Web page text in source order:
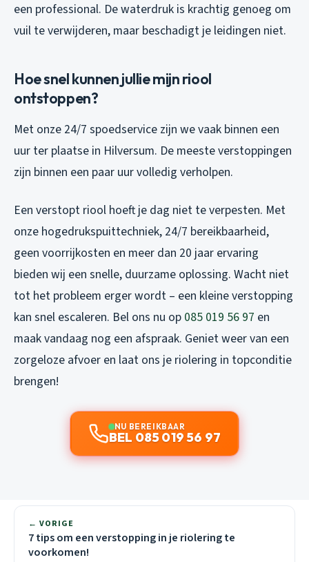
een professional. De waterdruk is krachtig genoeg om
vuil te verwijderen, maar beschadigt je leidingen niet.
Hoe snel kunnen jullie mijn riool
ontstoppen?
Met onze 24/7 spoedservice zijn we vaak binnen een
uur ter plaatse in Hilversum. De meeste verstoppingen
zijn binnen een paar uur volledig verholpen.
Een verstopt riool hoeft je dag niet te verpesten. Met
onze hogedrukspuittechniek, 24/7 bereikbaarheid,
geen voorrijkosten en meer dan 20 jaar ervaring
bieden wij een snelle, duurzame oplossing. Wacht niet
tot het probleem erger wordt – een kleine verstopping
kan snel escaleren. Bel ons nu op 085 019 56 97 en
maak vandaag nog een afspraak. Geniet weer van een
zorgeloze afvoer en laat ons je riolering in topconditie
brengen!
NU BEREIKBAAR
BEL 085 019 56 97
← VORIGE
7 tips om een verstopping in je riolering te
voorkomen!